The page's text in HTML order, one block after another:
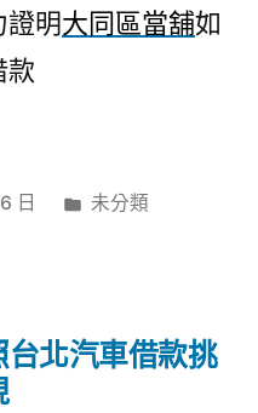
證明大同區當舖如
款
日
分
未分類
北汽車借款挑